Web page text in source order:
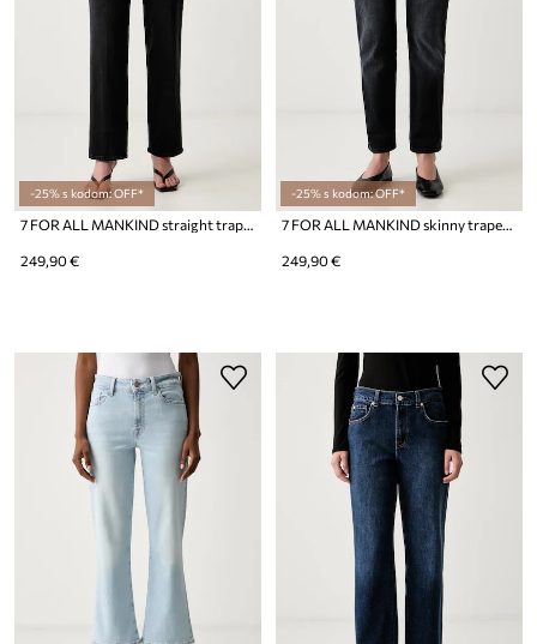
-25% s kodom: OFF*
249,90 €
-25% s kodom: OFF*
249,90 €